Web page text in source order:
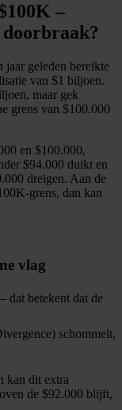
–
geleden bereikte
van $1 biljoen.
maar gek
grens van $100.000
en $100.000,
$94.000 duikt en
dreigen. Aan de
grens, dan kan
vlag
dat betekent dat de
schommelt,
kan dit extra
de $92.000 blijft,